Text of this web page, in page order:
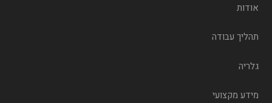
אודות
תהליך עבודה
גלריה
מידע מקצועי